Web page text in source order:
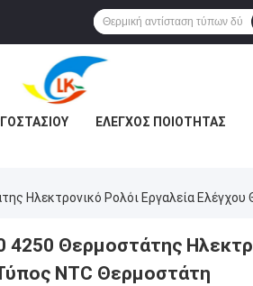
ΈΛΕΓΧΟΣ ΠΟΙΌΤΗΤΑΣ
Ηλεκτρονικό Ρολόι Εργαλεία
4250 Θερμοστάτης
NTC Θερμοστάτη